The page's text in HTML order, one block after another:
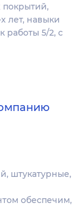
покрытий,
лет, навыки
работы 5/2, с
штукатурные,
обеспечим,